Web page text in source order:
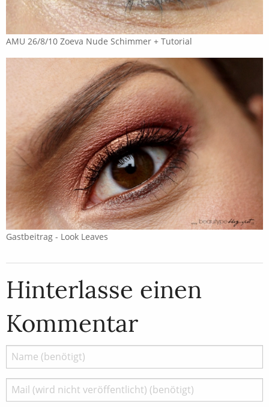
AMU 26/8/10 Zoeva Nude Schimmer + Tutorial
Gastbeitrag - Look Leaves
Hinterlasse einen
Kommentar